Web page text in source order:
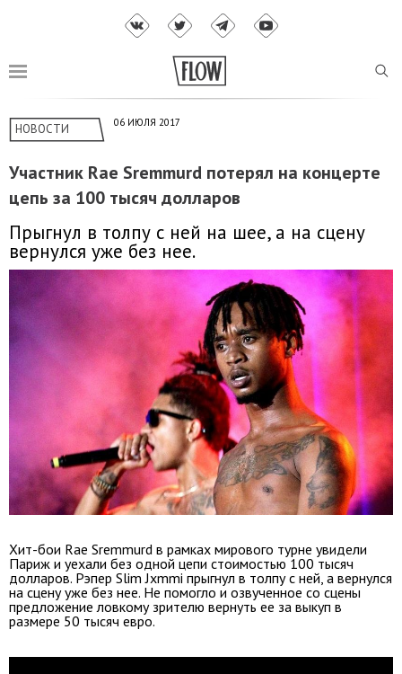
НОВОСТИ 06 ИЮЛЯ 2017
Участник Rae Sremmurd потерял на концерте
цепь за 100 тысяч долларов
Прыгнул в толпу с ней на шее, а на сцену
вернулся уже без нее.
Хит-бои Rae Sremmurd в рамках мирового турне увидели
Париж и уехали без одной цепи стоимостью 100 тысяч
долларов. Рэпер Slim Jxmmi прыгнул в толпу с ней, а вернулся
на сцену уже без нее. Не помогло и озвученное со сцены
предложение ловкому зрителю вернуть ее за выкуп в
размере 50 тысяч евро.